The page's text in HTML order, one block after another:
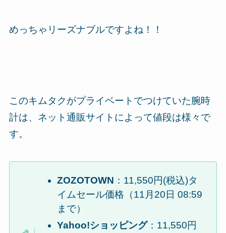
めっちゃリーズナブルですよね！！
このキムタクがプライベートでつけていた腕時
計は、ネット通販サイトによって値段は様々で
す。
ZOZOTOWN ：11,550円(税込)タ
イムセール価格（11月20日 08:59
まで）
Yahoo!ショッピング：11,550円